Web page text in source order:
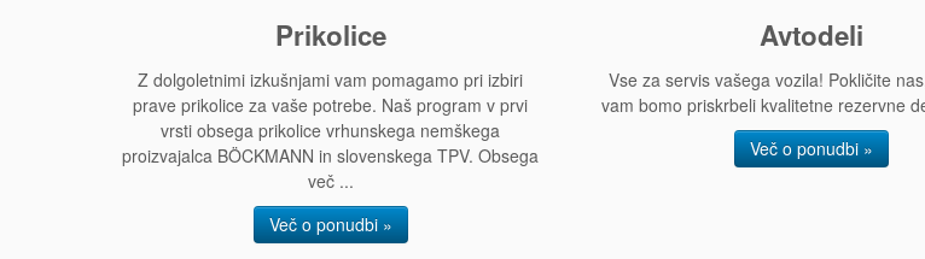
Prikolice
Z dolgoletnimi izkušnjami vam pomagamo pri izbiri
prave prikolice za vaše potrebe. Naš program v prvi
vrsti obsega prikolice vrhunskega nemškega
proizvajalca BÖCKMANN in slovenskega TPV. Obsega
več ...
Več o ponudbi »
Avtodeli
Vse za servis vašega vozila! Pokličite
vam bomo priskrbeli kvalitetne rezervne
Več o ponudbi »